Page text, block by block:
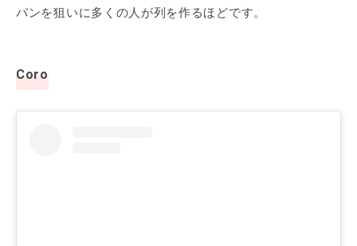
パンを狙いに多くの人が列を作るほどです。
Coro